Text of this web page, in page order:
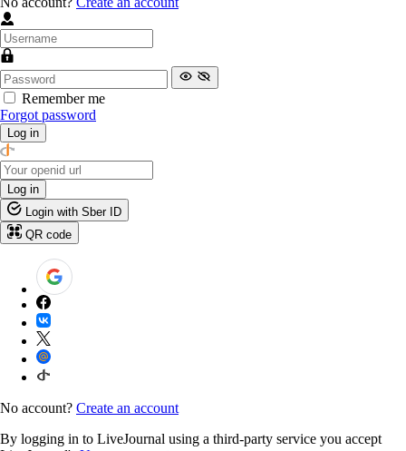
Remember me
Forgot password
Log in
Log in
Login with Sber ID
QR code
No account? Create an account
By logging in to LiveJournal using a third-party service you accept